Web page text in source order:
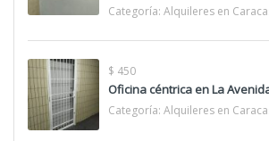
Categoría: Alquileres en
$ 450
Oficina céntrica en La
Categoría: Alquileres en